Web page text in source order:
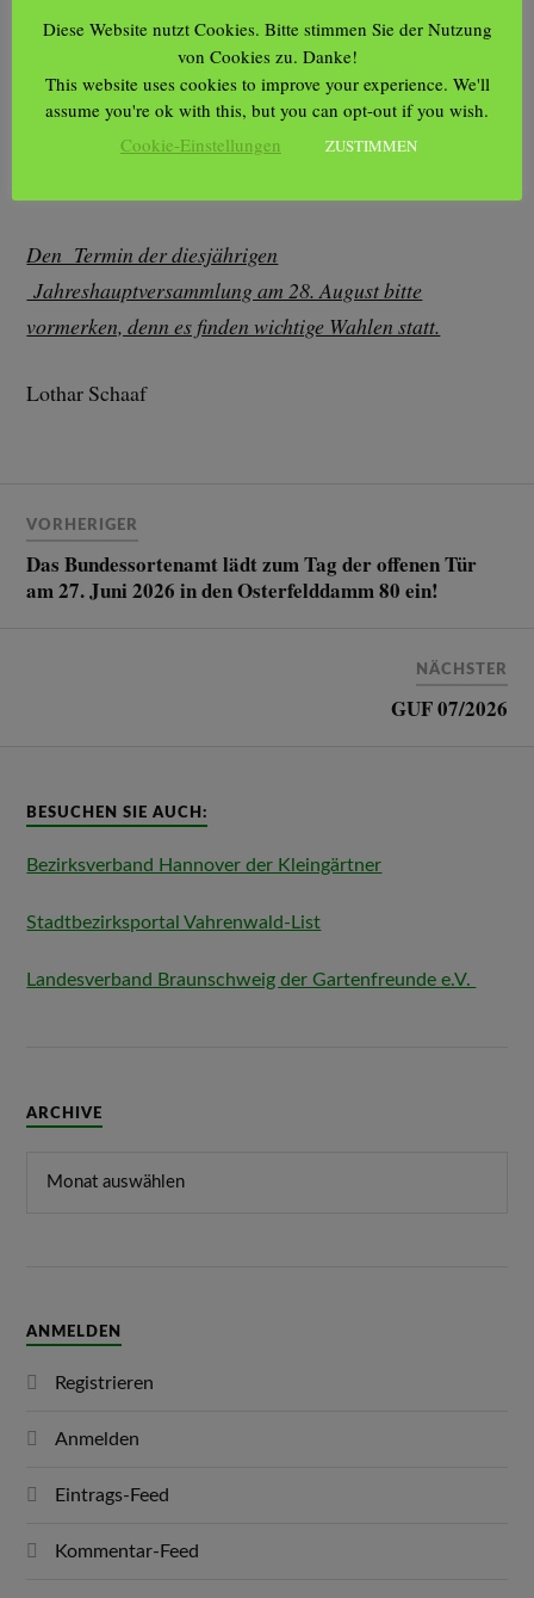
werden. Es entstanden viele tolle Kunstwerke. Schön,
dass ihr dabei wart! Wir freuen uns schon auf das
Sommerfest! Haltet die Augen offen – der Aushang
hängt demnächst in den Kästen in euren
Den Termin der diesjährigen
Jahreshauptversammlung am 28. August bitte
vormerken, denn es finden wichtige Wahlen statt.
Lothar Schaaf
VORHERIGER
Das Bundessortenamt lädt zum Tag der offenen Tür
am 27. Juni 2026 in den Osterfelddamm 80 ein!
NÄCHSTER
GUF 07/2026
BESUCHEN SIE AUCH:
Bezirksverband Hannover der Kleingärtner
Stadtbezirksportal Vahrenwald-List
Landesverband Braunschweig der Gartenfreunde e.V.
ARCHIVE
ANMELDEN
Registrieren
Anmelden
Eintrags-Feed
Kommentar-Feed
Diese Website nutzt Cookies. Bitte stimmen Sie der Nutzung
von Cookies zu. Danke!
This website uses cookies to improve your experience. We'll
assume you're ok with this, but you can opt-out if you wish.
Cookie-Einstellungen
ZUSTIMMEN